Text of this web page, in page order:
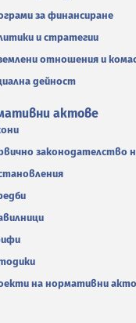
за финансиране
и стратегии
отношения и
дейност
актове
законодателство
на нормативни